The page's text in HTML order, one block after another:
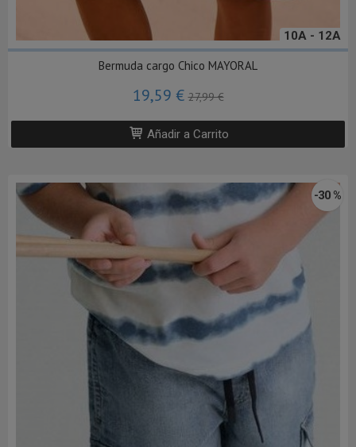
10A - 12A
Bermuda cargo Chico MAYORAL
19,59 €27,99 €
Añadir a Carrito
-30 %